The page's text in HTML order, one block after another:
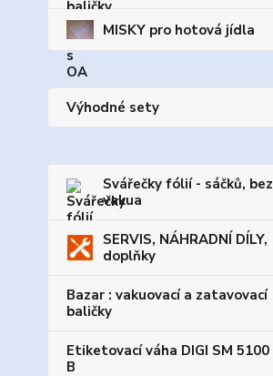
MISKY pro hotová jídla
Výhodné sety
Svářečky fólií - sáčků, bez
vakua
SERVIS, NÁHRADNÍ DÍLY,
doplňky
Bazar : vakuovací a zatavovací
baličky
Etiketovací váha DIGI SM 5100
B